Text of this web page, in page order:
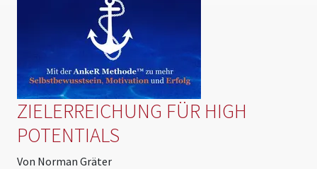
ZIELERREICHUNG FÜR HIGH
POTENTIALS
Von Norman Gräter